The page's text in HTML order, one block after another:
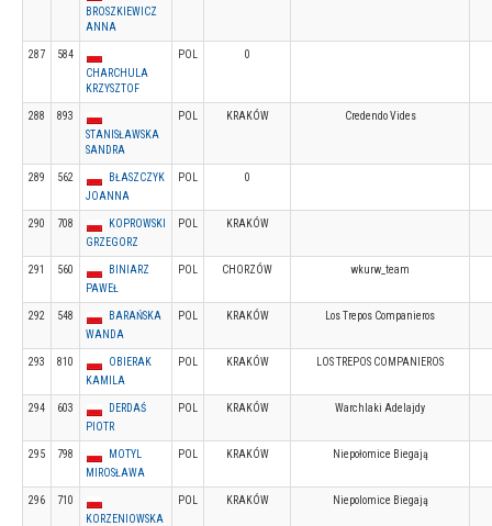
BROSZKIEWICZ
ANNA
287
584
CHARCHULA
KRZYSZTOF
POL 0
288
893
STANISŁAWSKA
SANDRA
POL KRAKÓW Credendo Vides
289 562
BŁASZCZYK
JOANNA
POL 0
290 708
KOPROWSKI
GRZEGORZ
POL KRAKÓW
291 560
BINIARZ
PAWEŁ
POL CHORZÓW wkurw_team
292 548
BARAŃSKA
WANDA
POL KRAKÓW Los Trepos Companieros
293 810
OBIERAK
KAMILA
POL KRAKÓW LOS TREPOS COMPANIEROS
294 603
DERDAŚ
PIOTR
POL KRAKÓW Warchlaki Adelajdy
295 798
MOTYL
MIROSŁAWA
POL KRAKÓW Niepołomice Biegają
296
710
KORZENIOWSKA
POL KRAKÓW Niepolomice Biegają